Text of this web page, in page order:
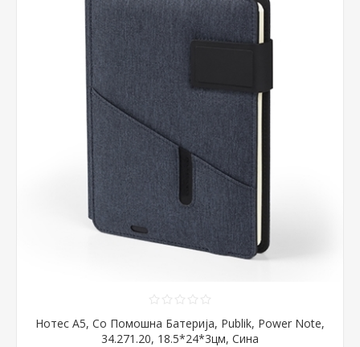
Нотес А5, Со Помошна Батерија, Publik, Power Note,
34.271.20, 18.5*24*3цм, Сина